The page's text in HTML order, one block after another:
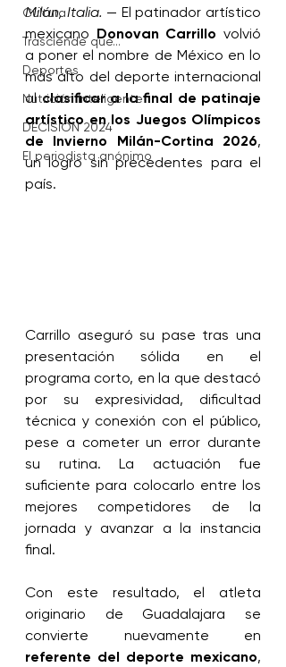
Cultura
Trasciende que...
Deportes
Nutrición Inteligente
DECISIÓN 2024
El periodista anónimo
Milán, Italia. — El patinador artístico
mexicano Donovan Carrillo volvió
a poner el nombre de México en lo
más alto del deporte internacional
al clasificar a la final de patinaje
artístico en los Juegos Olímpicos
de Invierno Milán-Cortina 2026,
un logro sin precedentes para el
país.
Carrillo aseguró su pase tras una
presentación sólida en el
programa corto, en la que destacó
por su expresividad, dificultad
técnica y conexión con el público,
pese a cometer un error durante
su rutina. La actuación fue
suficiente para colocarlo entre los
mejores competidores de la
jornada y avanzar a la instancia
final.
Con este resultado, el atleta
originario de Guadalajara se
referente del deporte mexicano,